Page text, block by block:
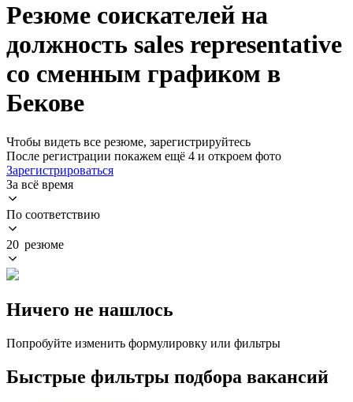
Резюме соискателей на
должность sales representative
со сменным графиком в
Бекове
Чтобы видеть все резюме, зарегистрируйтесь
После регистрации покажем ещё 4 и откроем фото
Зарегистрироваться
За всё время
По соответствию
20 резюме
Ничего не нашлось
Попробуйте изменить формулировку или фильтры
Быстрые фильтры подбора вакансий